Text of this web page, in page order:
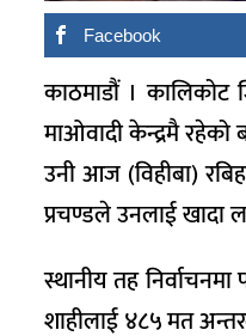
Facebook
काठमाडौं । कालिकोट
माओवादी केन्द्रमै रहेको
उनी आज (विहीबा)
प्रचण्डले उनलाई खादा
स्थानीय तह
शाहीलाई ४८५ मत